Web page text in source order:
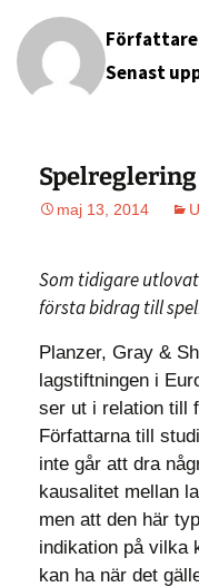
Senast
maj 13, 2014
Som tidigare
första bidrag till
Planzer, Gray &
lagstiftningen i
ser ut i relation till
Författarna till
inte går att dra
kausalitet mellan
men att den här
indikation på vilka
kan ha när det